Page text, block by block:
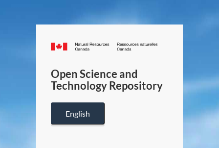
Canada.ca
/
Canada
Open Science and
Technology Repository
English